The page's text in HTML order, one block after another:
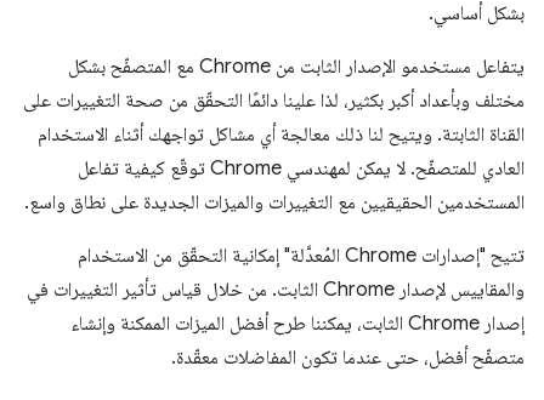
بشكل أساسي.
يتفاعل مستخدمو الإصدار الثابت من Chrome مع المتصفّح بشكل
مختلف وبأعداد أكبر بكثير، لذا علينا دائمًا التحقّق من صحة التغييرات على
القناة الثابتة. ويتيح لنا ذلك معالجة أي مشاكل تواجهك أثناء الاستخدام
العادي للمتصفّح. لا يمكن لمهندسي Chrome توقّع كيفية تفاعل
المستخدمين الحقيقيين مع التغييرات والميزات الجديدة على نطاق واسع.
تتيح "إصدارات Chrome المُعدَّلة" إمكانية التحقّق من الاستخدام
والمقاييس لإصدار Chrome الثابت. من خلال قياس تأثير التغييرات في
إصدار Chrome الثابت، يمكننا طرح أفضل الميزات الممكنة وإنشاء
متصفّح أفضل، حتى عندما تكون المفاضلات معقّدة.